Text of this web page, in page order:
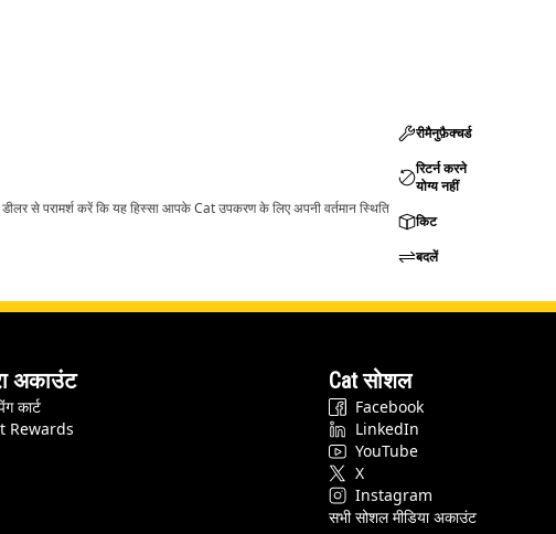
से परामर्श करें कि यह हिस्सा आपके Cat उपकरण के लिए अपनी वर्तमान स्थिति
रीमैनुफ़ैक्चर्ड
रिटर्न करने
योग्य नहीं
किट
बदलें
अकाउंट
कार्ट
Rewards
Cat सोशल
Facebook
LinkedIn
YouTube
X
Instagram
सभी सोशल मीडिया अकाउंट